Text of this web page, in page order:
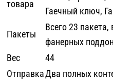
товара
Гаечный ключ,
Пакеты
Всего 23
фанерных
Вес
44
ОтправкаДва полных